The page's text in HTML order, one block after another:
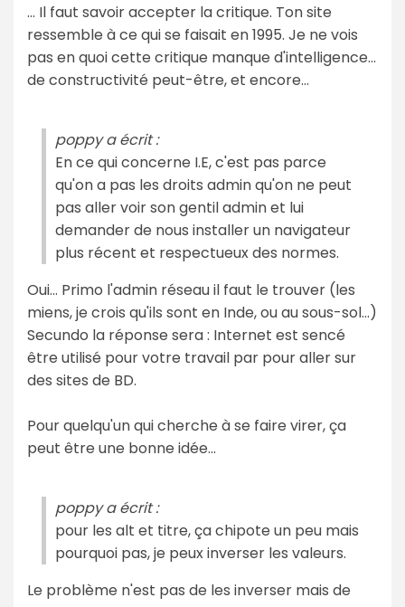
... Il faut savoir accepter la critique. Ton site
ressemble à ce qui se faisait en 1995. Je ne vois
pas en quoi cette critique manque d'intelligence...
de constructivité peut-être, et encore...
poppy a écrit :
En ce qui concerne I.E, c'est pas parce
qu'on a pas les droits admin qu'on ne peut
pas aller voir son gentil admin et lui
demander de nous installer un navigateur
plus récent et respectueux des normes.
Oui... Primo l'admin réseau il faut le trouver (les
miens, je crois qu'ils sont en Inde, ou au sous-sol...)
Secundo la réponse sera : Internet est sencé
être utilisé pour votre travail par pour aller sur
des sites de BD.
Pour quelqu'un qui cherche à se faire virer, ça
peut être une bonne idée...
poppy a écrit :
pour les alt et titre, ça chipote un peu mais
pourquoi pas, je peux inverser les valeurs.
Le problème n'est pas de les inverser mais de